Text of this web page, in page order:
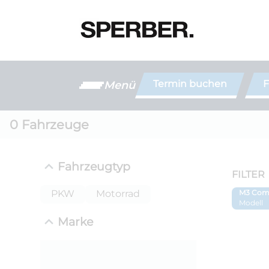
Menü Termin buchen
0 Fahrzeuge
Fahrzeugtyp
PKW Motorrad
Marke
FILTER
M3
Modell